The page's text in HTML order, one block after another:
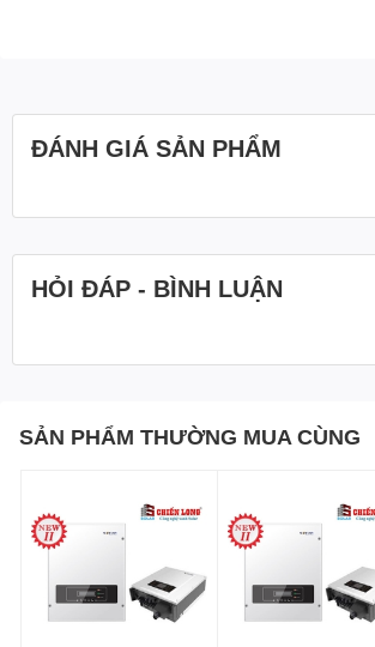
ĐÁNH GIÁ SẢN PHẨM
HỎI ĐÁP - BÌNH LUẬN
SẢN PHẨM THƯỜNG MUA CÙNG